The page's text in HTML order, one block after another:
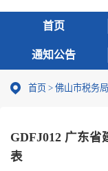
首页
通知公告
首页 > 佛山市税务局
GDFJ012 广东
表